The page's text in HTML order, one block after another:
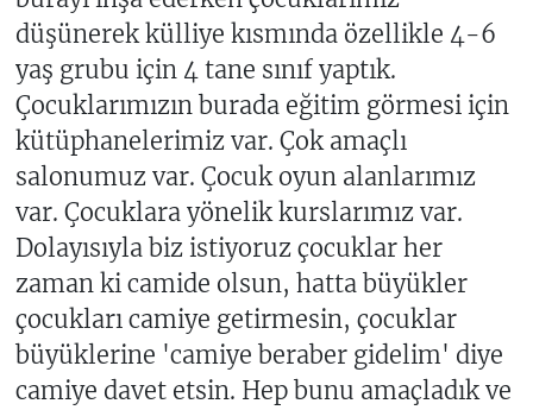
düşünerek külliye kısmında özellikle 4-6
yaş grubu için 4 tane sınıf yaptık.
Çocuklarımızın burada eğitim görmesi için
kütüphanelerimiz var. Çok amaçlı
salonumuz var. Çocuk oyun alanlarımız
var. Çocuklara yönelik kurslarımız var.
Dolayısıyla biz istiyoruz çocuklar her
zaman ki camide olsun, hatta büyükler
çocukları camiye getirmesin, çocuklar
büyüklerine 'camiye beraber gidelim' diye
camiye davet etsin. Hep bunu amaçladık ve